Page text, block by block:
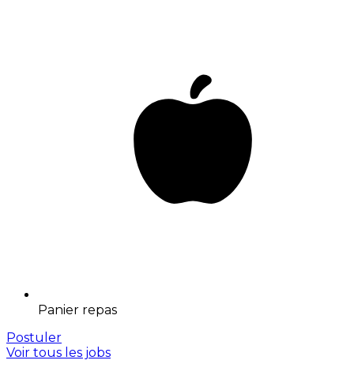
Panier repas
Postuler
Voir tous les jobs